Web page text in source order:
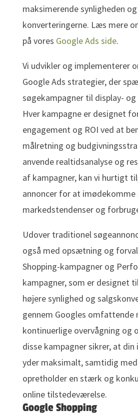
maksimerende synligheden og
konverteringerne. Læs mere
på vores Google Ads side.
Vi udvikler og implementerer
Google Ads strategier, der
søgekampagner til display-
Hver kampagne er designet
engagement og ROI ved at
målretning og
anvende realtidsanalyse og
af kampagner, kan vi hurtigt
annoncer for at
markedstendenser og
Udover traditionel
også med opsætning og
Shopping-kampagner og
kampagner, som er designet
højere synlighed og
gennem Googles omfattende
kontinuerlige overvågning og
disse kampagner sikrer, at
yder maksimalt, samtidig
opretholder en stærk og
online tilstedeværelse.
Google Shopping